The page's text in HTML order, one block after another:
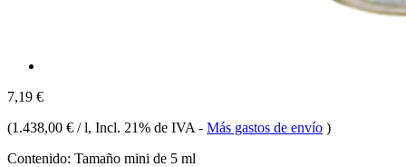
7,19 €
(1.438,00 € / l, Incl. 21% de IVA - Más gastos de envío )
Contenido: Tamaño mini de 5 ml